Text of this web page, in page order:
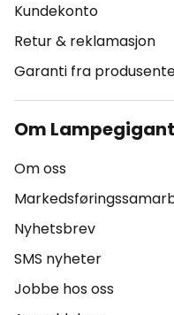
Kundekonto
Retur & reklamasjon
Garanti fra
Om
Om oss
Nyhetsbrev
SMS nyheter
Jobbe hos oss